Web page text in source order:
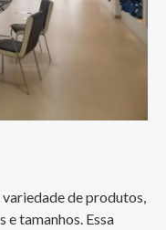
de produtos,
tamanhos. Essa